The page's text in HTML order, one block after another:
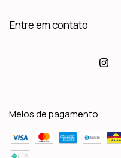
Entre em contato
Meios de pagamento